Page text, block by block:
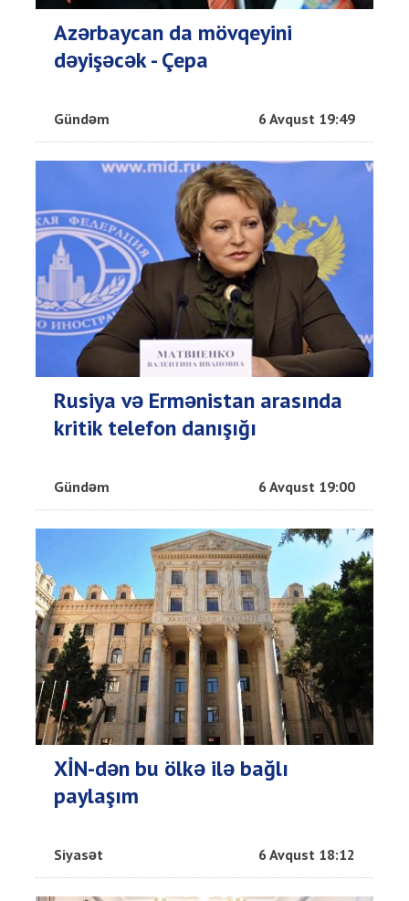
Azərbaycan da mövqeyini
dəyişəcək - Çepa
Gündəm 6 Avqust 19:49
Rusiya və Ermənistan arasında
kritik telefon danışığı
Gündəm 6 Avqust 19:00
XİN-dən bu ölkə ilə bağlı
paylaşım
Siyasət 6 Avqust 18:12